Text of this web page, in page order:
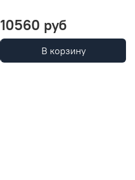
10560 руб
В корзину